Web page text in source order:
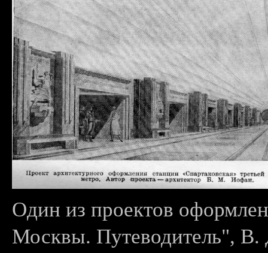
Один из проектов
Москвы. Путеводитель",